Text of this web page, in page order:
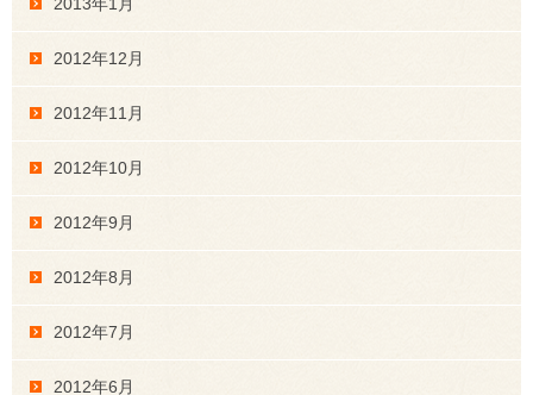
2012年12月
2012年11月
2012年10月
2012年9月
2012年8月
2012年7月
2012年6月